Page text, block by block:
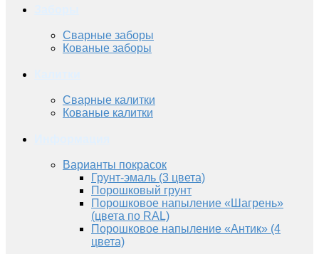
Сварные заборы
Кованые заборы
Сварные калитки
Кованые калитки
Варианты покрасок
Грунт-эмаль (3 цвета)
Порошковый грунт
Порошковое напыление «Шагрень»
(цвета по RAL)
Порошковое напыление «Антик» (4
цвета)